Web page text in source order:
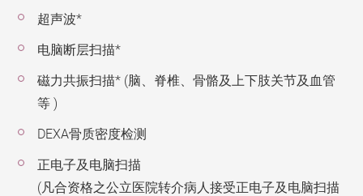
超声波*
电脑断层扫描*
磁力共振扫描* (脑、脊椎、骨骼及上下肢关节及血管
等 )
DEXA骨质密度检测
正电子及电脑扫描
(凡合资格之公立医院转介病人接受正电子及电脑扫描